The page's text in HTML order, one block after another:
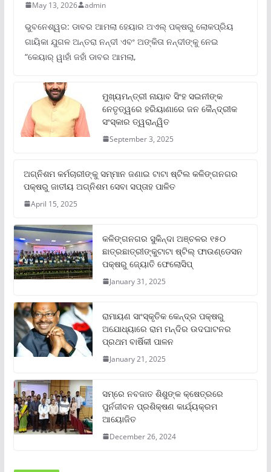
May 13, 2026 admin
ଭୁବନେଶ୍ୱର: ଡାବର ଆମଲା ହେୟାର ଅଏଲ୍ ପକ୍ଷରୁ ଲୋକପ୍ରିୟ
ଗାୟିକା ଯୁଗଳ ଅନ୍ତରା ନନ୍ଦୀ ଏବଂ ଅଙ୍କିତା ନନ୍ଦୀଙ୍କୁ ନେଇ
“କେୟାର୍ ୱାହାଁ ଜହାଁ ଡାବର ଆମଲା,
ମୁଖ୍ୟମନ୍ତ୍ରୀ ନାୟାବ ସିଂହ ସଇନୀଙ୍କ
ନେତୃତ୍ୱରେ ହରିୟାଣାରେ ଜନ କୈନ୍ଦ୍ରୀକ
ସଂସ୍କାର ତ୍ୱରାନ୍ୱିତ
September 3, 2025
ଅଗ୍ନିଶମ କର୍ମଚାରୀଙ୍କୁ ସମ୍ମାନ ଜଣାଇ ଟାଟା ଷ୍ଟିଲ କଳିଙ୍ଗନଗର
ପକ୍ଷରୁ ଜାତୀୟ ଅଗ୍ନିଶମ ସେବା ସପ୍ତାହ ପାଳିତ
April 15, 2025
କଳିଙ୍ଗନଗର ସୁକିନ୍ଦା ଅଞ୍ଚଳର ୧୫୦
ଛାତ୍ରଛାତ୍ରୀଙ୍କୁଟାଟା ଷ୍ଟିଲ୍ ଫାଉଣ୍ଡେସନ
ପକ୍ଷରୁ ଜ୍ୟୋତି ଫେଲୋସିପ୍‌
January 31, 2025
ରାମାୟଣ ସାଂସ୍କୃତିକ କେନ୍ଦ୍ର ପକ୍ଷରୁ
ଅଯୋଧ୍ୟାରେ ରାମ ମନ୍ଦିର ଉଦଘାଟନର
ପ୍ରଥମ ବାର୍ଷିକୀ ପାଳନ
January 21, 2025
ସମ୍‌ରେ ନବଜାତ ଶିଶୁଙ୍କ କ୍ଷେତ୍ରରେ
ପୁର୍ନଜୀବନ ପ୍ରଶିକ୍ଷଣ କାର୍ଯ୍ୟକ୍ରମ
ଆୟୋଜିତ
December 26, 2024